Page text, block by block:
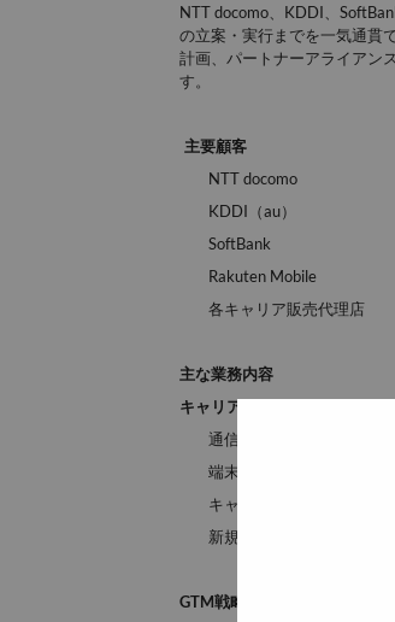
NTT docomo、KDDI、
の立案・実行までを一気通貫
計画、パートナーアライアン
す。
主要顧客
NTT docomo
KDDI（au）
SoftBank
Rakuten Mobile
各キャリア販売代理店
主な業務内容
キャリアアカウントマネジメン
通信キャリアとの関係構築
端末採用に向けた提案・交
キャリア戦略やニーズを
新規採用機会の創出
GTM戦略・販売拡大